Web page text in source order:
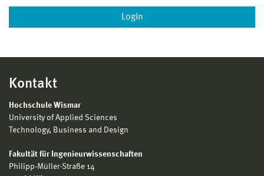
Kontakt
Hochschule Wismar
University of Applied Sciences
Technology, Business and Design
Fakultät für Ingenieurwissenschaften
Philipp-Müller-Straße 14